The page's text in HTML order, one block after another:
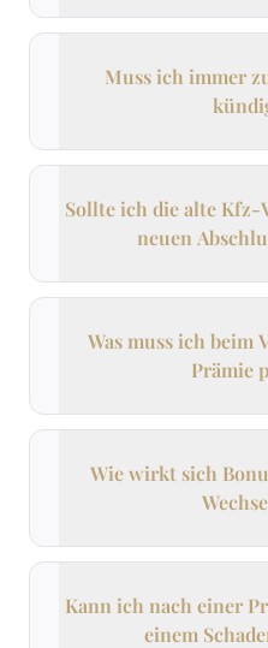
Muss ich immer
Sollte ich die alte Kfz-
neuen
Was muss ich beim
Prämie
Wie wirkt sich
Kann ich nach einer
einem